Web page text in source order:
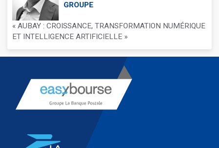
GROUPE
« AUBAY : CROISSANCE, TRANSFORMATION NUMÉRIQUE
ET INTELLIGENCE ARTIFICIELLE »